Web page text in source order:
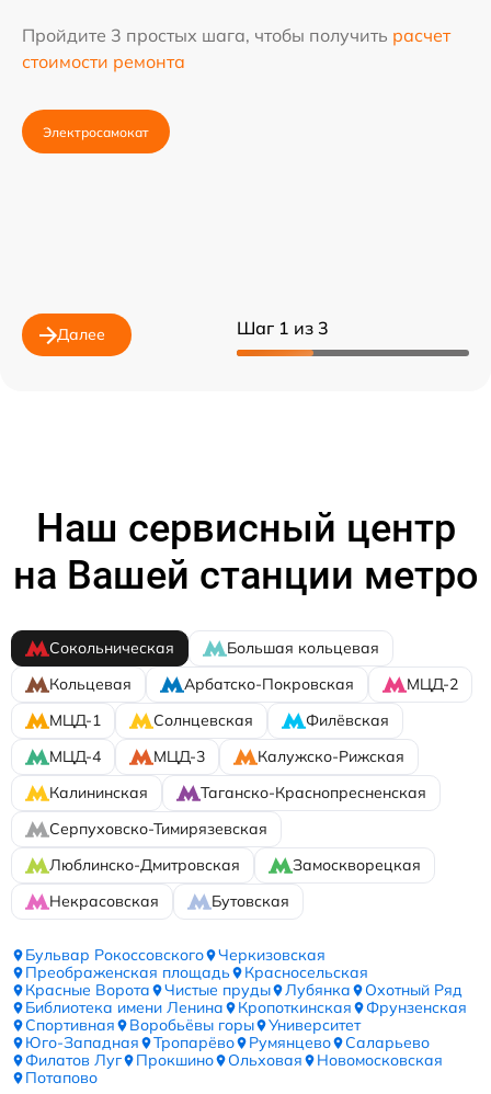
Шаг 1 из 3
Пройдите 3 простых шага, чтобы получить расчет
стоимости ремонта
Электросамокат
Далее
Наш сервисный центр
на Вашей станции метро
Сокольническая
Большая кольцевая
Кольцевая
Арбатско-Покровская
МЦД-2
МЦД-1
Солнцевская
Филёвская
МЦД-4
МЦД-3
Калужско-Рижская
Калининская
Таганско-Краснопресненская
Серпуховско-Тимирязевская
Люблинско-Дмитровская
Замоскворецкая
Некрасовская
Бутовская
Бульвар Рокоссовского
Черкизовская
Преображенская площадь
Красносельская
Красные Ворота
Чистые пруды Лубянка
Охотный Ряд
Библиотека имени Ленина
Кропоткинская
Фрунзенская
Спортивная
Воробьёвы горы
Университет
Юго-Западная
Тропарёво Румянцево
Саларьево
Филатов Луг
Прокшино Ольховая
Новомосковская
Потапово